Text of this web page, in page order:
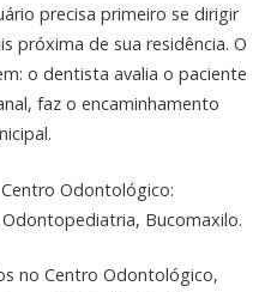
precisa primeiro se dirigir
próxima de sua residência. O
o dentista avalia o paciente
faz o encaminhamento
Odontológico:
Bucomaxilo.
no Centro Odontológico,